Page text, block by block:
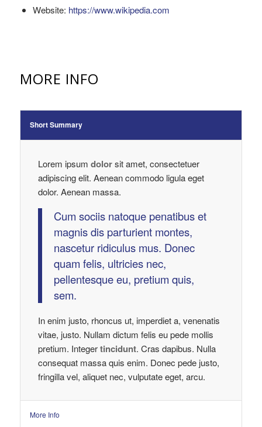
Website: https://www.wikipedia.com
MORE INFO
Short Summary
Lorem ipsum dolorsit amet, consectetuer
adipiscing elit. Aenean commodo ligula eget
dolor. Aenean massa.
Cum sociis natoque penatibus et
magnis dis parturient montes,
nascetur ridiculus mus. Donec
quam felis, ultricies nec,
pellentesque eu, pretium quis,
sem.
In enim justo, rhoncus ut, imperdiet a, venenatis
vitae, justo. Nullam dictum felis eu pede mollis
pretium. Integertincidunt. Cras dapibus. Nulla
consequat massa quis enim. Donec pede justo,
fringilla vel, aliquet nec, vulputate eget, arcu.
More Info